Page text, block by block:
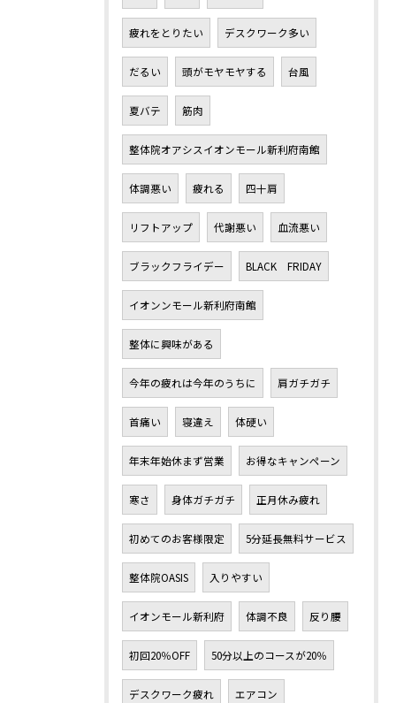
疲れをとりたい デスクワーク多い
だるい 頭がモヤモヤする 台風
夏バテ 筋肉
整体院オアシスイオンモール新利府南館
体調悪い 疲れる 四十肩
リフトアップ 代謝悪い 血流悪い
ブラックフライデー BLACK FRIDAY
イオンンモール新利府南館
整体に興味がある
今年の疲れは今年のうちに 肩ガチガチ
首痛い 寝違え 体硬い
年末年始休まず営業 お得なキャンペーン
寒さ 身体ガチガチ 正月休み疲れ
初めてのお客様限定 5分延長無料サービス
整体院OASIS 入りやすい
イオンモール新利府 体調不良 反り腰
初回20％OFF 50分以上のコースが20％
デスクワーク疲れ エアコン